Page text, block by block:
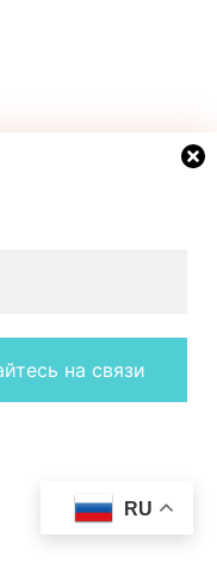
Messenger
Instagram
RU